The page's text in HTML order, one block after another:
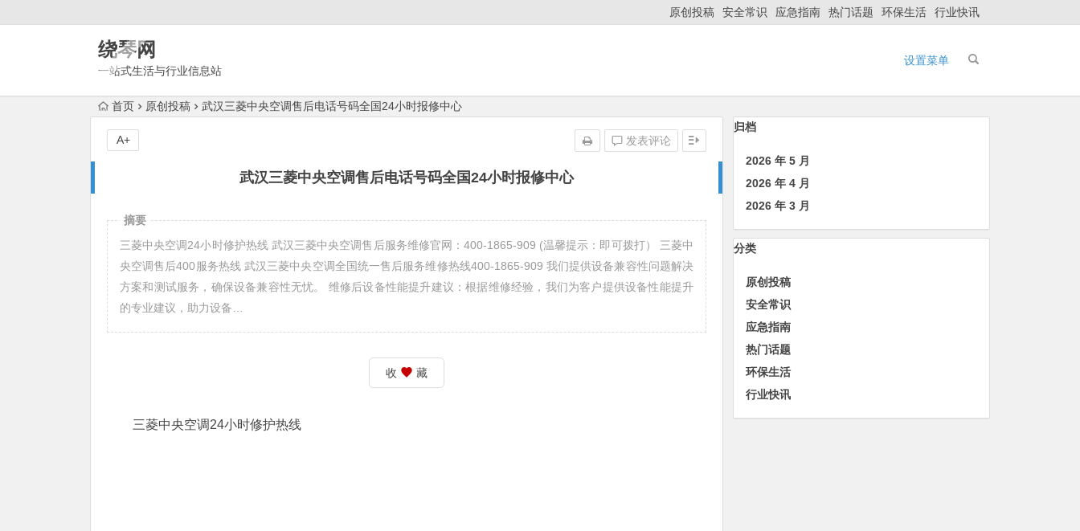
原创投稿 安全常识 应急指南 热门话题 环保生活 行业快讯
绕琴网
一站式生活与行业信息站
设置菜单
首页 原创投稿 武汉三菱中央空调售后电话号码全国24小时报修中心
武汉三菱中央空调售后电话号码全国24小时报修中心
发表评论
A+
摘要
三菱中央空调24小时修护热线 武汉三菱中央空调售后服务维修官网：400-1865-909 (温馨提示：即可拨打） 三菱中
央空调售后400服务热线 武汉三菱中央空调全国统一售后服务维修热线400-1865-909 我们提供设备兼容性问题解决
方案和测试服务，确保设备兼容性无忧。 维修后设备性能提升建议：根据维修经验，我们为客户提供设备性能提升
的专业建议，助力设备…
收 藏
三菱中央空调24小时修护热线
归档
2026 年 5 月
2026 年 4 月
2026 年 3 月
分类
原创投稿
安全常识
应急指南
热门话题
环保生活
行业快讯